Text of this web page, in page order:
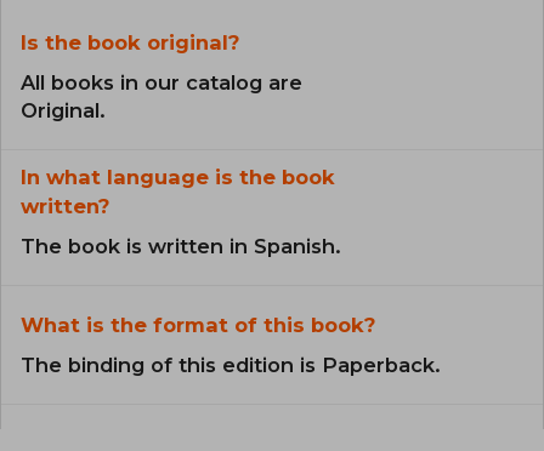
Is the book original?
All books in our catalog are
Original.
In what language is the book
written?
The book is written in Spanish.
What is the format of this book?
The binding of this edition is Paperback.